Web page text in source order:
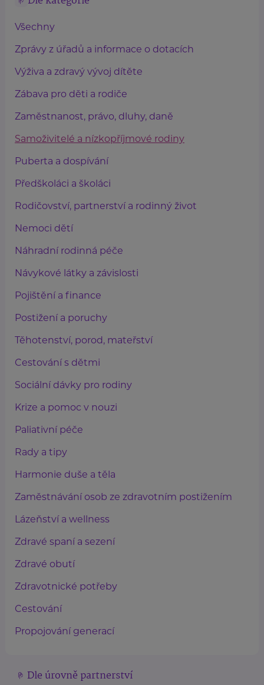
Všechny
Zprávy z úřadů a informace o dotacích
Výživa a zdravý vývoj dítěte
Zábava pro děti a rodiče
Zaměstnanost, právo, dluhy, daně
Samoživitelé a nízkopříjmové rodiny
Puberta a dospívání
Předškoláci a školáci
Rodičovství, partnerství a rodinný život
Nemoci dětí
Náhradní rodinná péče
Návykové látky a závislosti
Pojištění a finance
Postižení a poruchy
Těhotenství, porod, mateřství
Cestování s dětmi
Sociální dávky pro rodiny
Krize a pomoc v nouzi
Paliativní péče
Rady a tipy
Harmonie duše a těla
Zaměstnávání osob ze zdravotním postižením
Lázeňství a wellness
Zdravé spaní a sezení
Zdravé obutí
Zdravotnické potřeby
Cestování
Propojování generací
Dle úrovně partnerství